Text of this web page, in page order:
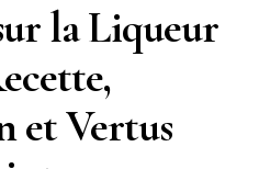
la Liqueur
et Vertus